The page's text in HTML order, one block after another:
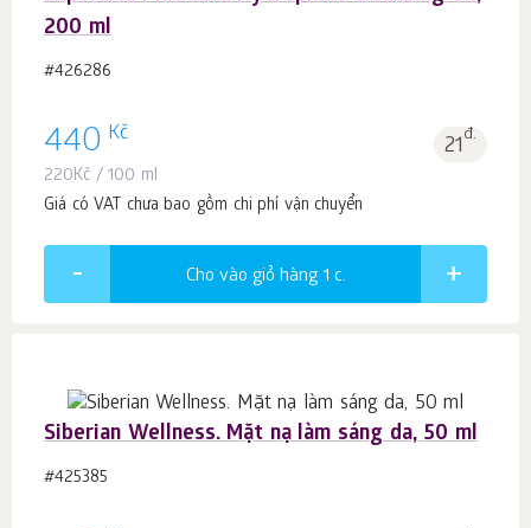
200 ml
#426286
440 Kč 21đ.
220Kč / 100 ml
Giá có VAT chưa bao gồm chi phí vận chuyển
Cho vào giỏ hàng 1 c.
Siberian Wellness. Mặt nạ làm sáng da, 50 ml
#425385